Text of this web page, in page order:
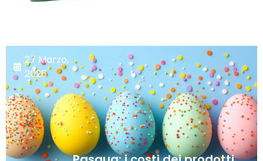
nazionale promossa dalla
27 Marzo,
2026